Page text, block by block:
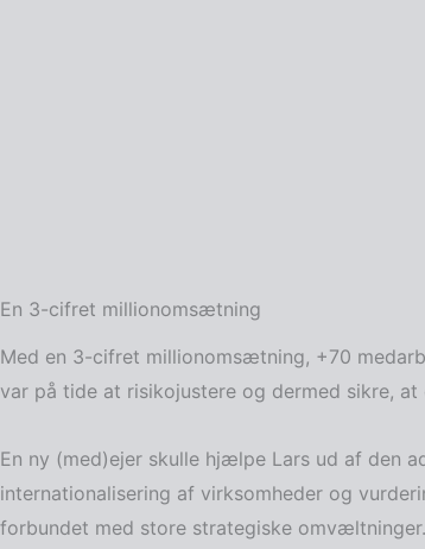
En 3-cifret millionomsætning
Med en 3-cifret millionomsætning, +70
var på tide at risikojustere og dermed sikre,
En ny (med)ejer skulle hjælpe Lars ud af den
internationalisering af virksomheder og
forbundet med store strategiske